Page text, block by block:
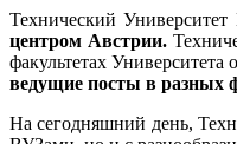
Технический
центром Австрии.
факультетах
ведущие посты в разных
На сегодняшний день,